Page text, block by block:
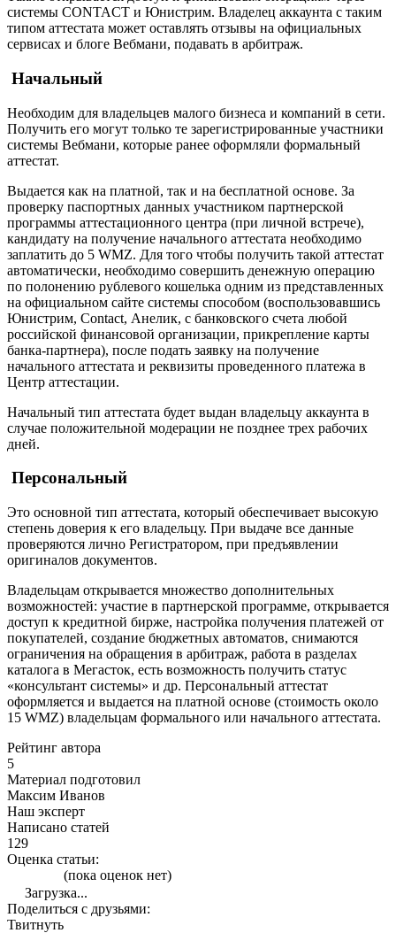
системы CONTACT и Юнистрим. Владелец аккаунта с таким
типом аттестата может оставлять отзывы на официальных
сервисах и блоге Вебмани, подавать в арбитраж.
Начальный
Необходим для владельцев малого бизнеса и компаний в сети.
Получить его могут только те зарегистрированные участники
системы Вебмани, которые ранее оформляли формальный
аттестат.
Выдается как на платной, так и на бесплатной основе. За
проверку паспортных данных участником партнерской
программы аттестационного центра (при личной встрече),
кандидату на получение начального аттестата необходимо
заплатить до 5 WMZ. Для того чтобы получить такой аттестат
автоматически, необходимо совершить денежную операцию
по полонению рублевого кошелька одним из представленных
на официальном сайте системы способом (воспользовавшись
Юнистрим, Contact, Анелик, с банковского счета любой
российской финансовой организации, прикрепление карты
банка-партнера), после подать заявку на получение
начального аттестата и реквизиты проведенного платежа в
Центр аттестации.
Начальный тип аттестата будет выдан владельцу аккаунта в
случае положительной модерации не позднее трех рабочих
дней.
Персональный
Это основной тип аттестата, который обеспечивает высокую
степень доверия к его владельцу. При выдаче все данные
проверяются лично Регистратором, при предъявлении
оригиналов документов.
Владельцам открывается множество дополнительных
возможностей: участие в партнерской программе, открывается
доступ к кредитной бирже, настройка получения платежей от
покупателей, создание бюджетных автоматов, снимаются
ограничения на обращения в арбитраж, работа в разделах
каталога в Мегасток, есть возможность получить статус
«консультант системы» и др. Персональный аттестат
оформляется и выдается на платной основе (стоимость около
15 WMZ) владельцам формального или начального аттестата.
Рейтинг автора
5
Материал подготовил
Максим Иванов
Наш эксперт
Написано статей
129
Оценка статьи:
(пока оценок нет)
Загрузка...
Поделиться с друзьями:
Твитнуть